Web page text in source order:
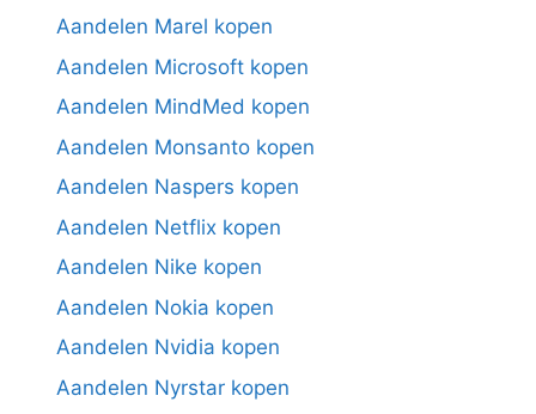
Aandelen Marel kopen
Aandelen Microsoft kopen
Aandelen MindMed kopen
Aandelen Monsanto kopen
Aandelen Naspers kopen
Aandelen Netflix kopen
Aandelen Nike kopen
Aandelen Nokia kopen
Aandelen Nvidia kopen
Aandelen Nyrstar kopen